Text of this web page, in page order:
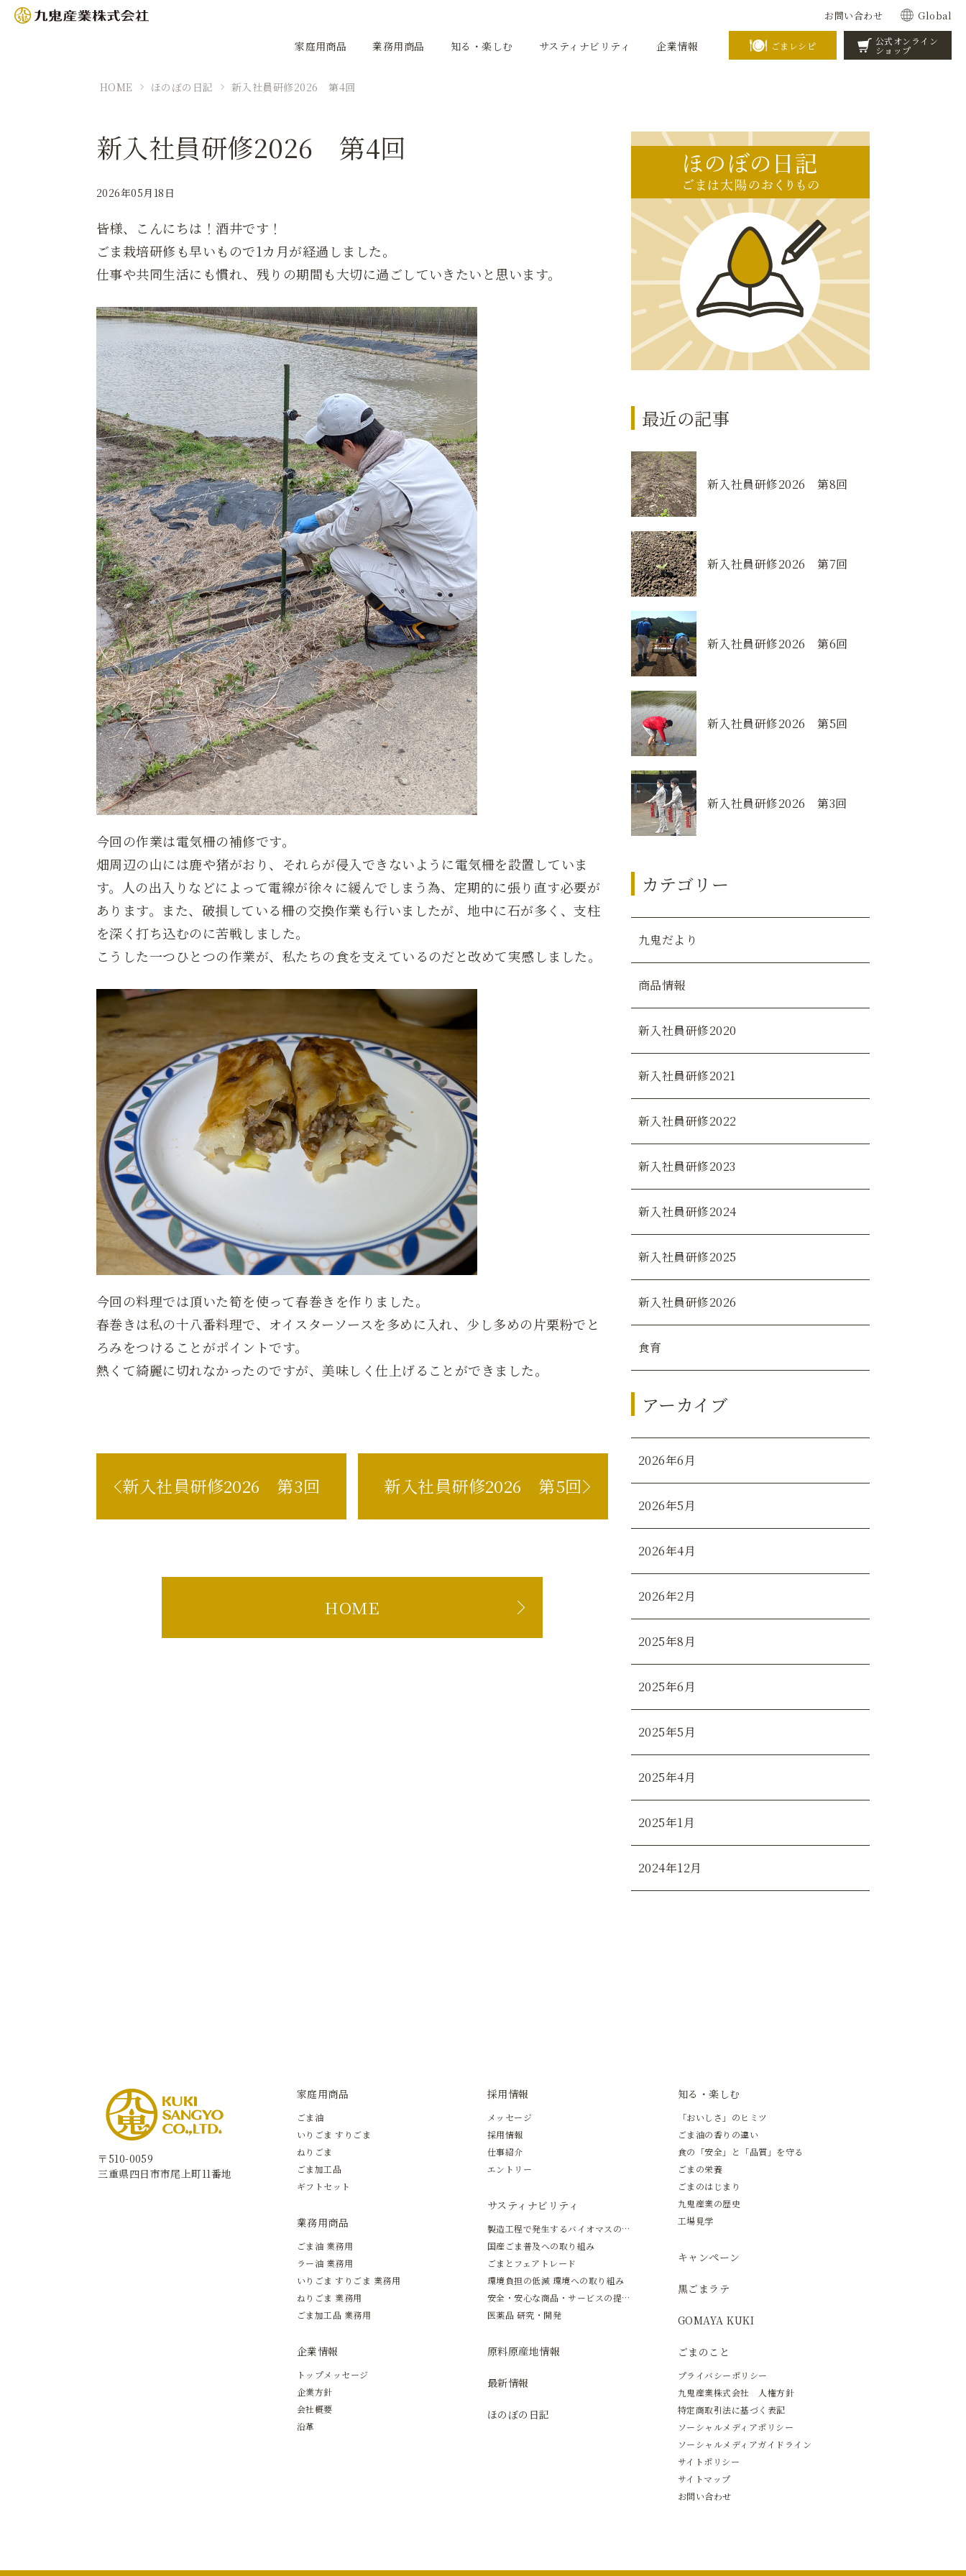
お問い合わせ Global
家庭用商品 業務用商品 知る・楽しむ サスティナビリティ 企業情報 ごまレシピ 公式オンライン
ショップ
HOME ほのぼの日記 新入社員研修2026 第4回
新入社員研修2026 第4回
2026年05月18日
皆様、こんにちは！酒井です！
ごま栽培研修も早いもので1カ月が経過しました。
仕事や共同生活にも慣れ、残りの期間も大切に過ごしていきたいと思います。
今回の作業は電気柵の補修です。
畑周辺の山には鹿や猪がおり、それらが侵入できないように電気柵を設置していま
す。人の出入りなどによって電線が徐々に緩んでしまう為、定期的に張り直す必要が
あります。また、破損している柵の交換作業も行いましたが、地中に石が多く、支柱
を深く打ち込むのに苦戦しました。
こうした一つひとつの作業が、私たちの食を支えているのだと改めて実感しました。
今回の料理では頂いた筍を使って春巻きを作りました。
春巻きは私の十八番料理で、オイスターソースを多めに入れ、少し多めの片栗粉でと
ろみをつけることがポイントです。
熱くて綺麗に切れなかったのですが、美味しく仕上げることができました。
新入社員研修2026 第3回 新入社員研修2026 第5回
HOME
最近の記事
新入社員研修2026 第8回
新入社員研修2026 第7回
新入社員研修2026 第6回
新入社員研修2026 第5回
新入社員研修2026 第3回
カテゴリー
九鬼だより
商品情報
新入社員研修2020
新入社員研修2021
新入社員研修2022
新入社員研修2023
新入社員研修2024
新入社員研修2025
新入社員研修2026
食育
アーカイブ
2026年6月
2026年5月
2026年4月
2026年2月
2025年8月
2025年6月
2025年5月
2025年4月
2025年1月
2024年12月
〒510-0059
三重県四日市市尾上町11番地
家庭用商品
ごま油
いりごま すりごま
ねりごま
ごま加工品
ギフトセット
業務用商品
ごま油 業務用
ラー油 業務用
いりごま すりごま 業務用
ねりごま 業務用
ごま加工品 業務用
企業情報
トップメッセージ
企業方針
会社概要
沿革
採用情報
メッセージ
採用情報
仕事紹介
エントリー
サスティナビリティ
製造工程で発生するバイオマスの有効活用
国産ごま普及への取り組み
ごまとフェアトレード
環境負担の低減 環境への取り組み
安全・安心な商品・サービスの提供と新しい価値の創造
医薬品 研究・開発
原料原産地情報
最新情報
ほのぼの日記
知る・楽しむ
「おいしさ」のヒミツ
ごま油の香りの違い
食の「安全」と「品質」を守る
ごまの栄養
ごまのはじまり
九鬼産業の歴史
工場見学
キャンペーン
黒ごまラテ
GOMAYA KUKI
ごまのこと
プライバシーポリシー
九鬼産業株式会社 人権方針
特定商取引法に基づく表記
ソーシャルメディアポリシー
ソーシャルメディアガイドライン
サイトポリシー
サイトマップ
お問い合わせ